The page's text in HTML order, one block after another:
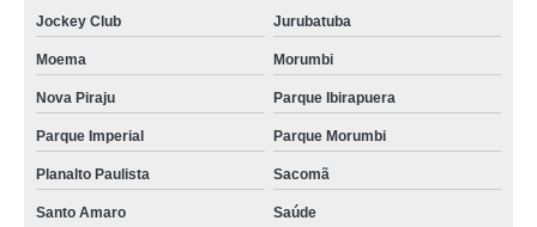
Jockey Club Jurubatuba
Moema Morumbi
Nova Piraju Parque Ibirapuera
Parque Imperial Parque Morumbi
Planalto Paulista Sacomã
Santo Amaro Saúde